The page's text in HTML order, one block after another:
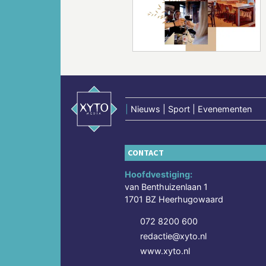
Nieuws | Sport | Evenementen
CONTACT
Hoofdvestiging:
van Benthuizenlaan 1
1701 BZ Heerhugowaard
072 8200 600
redactie@xyto.nl
www.xyto.nl